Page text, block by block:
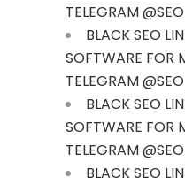
TELEGRAM
BLACK SEO
SOFTWARE FOR
TELEGRAM
BLACK SEO
SOFTWARE FOR
TELEGRAM
BLACK SEO